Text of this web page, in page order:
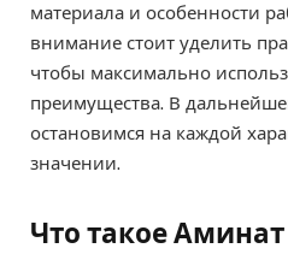
материала и особенности
внимание стоит уделить
чтобы максимально
преимущества. В
остановимся на каждой
значении.
Что такое